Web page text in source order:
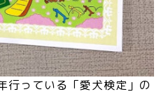
行っている「愛犬検定」の